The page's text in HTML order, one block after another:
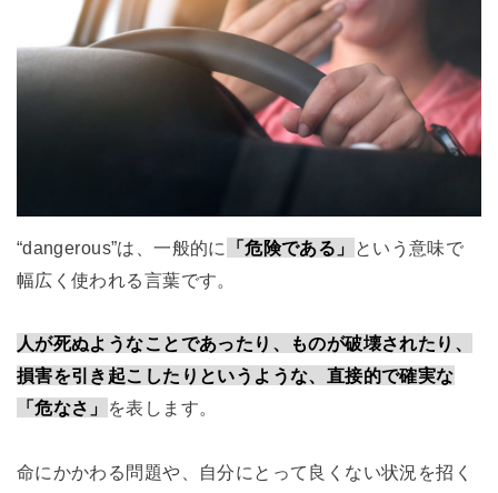
“dangerous”は、一般的に 「危険である」
という意味で
幅広く使われる言葉です。
人が死ぬようなことであったり、ものが破壊されたり、
損害を引き起こしたりというような、直接的で確実な
「危なさ」
を表します。
命にかかわる問題や、自分にとって良くない状況を招く